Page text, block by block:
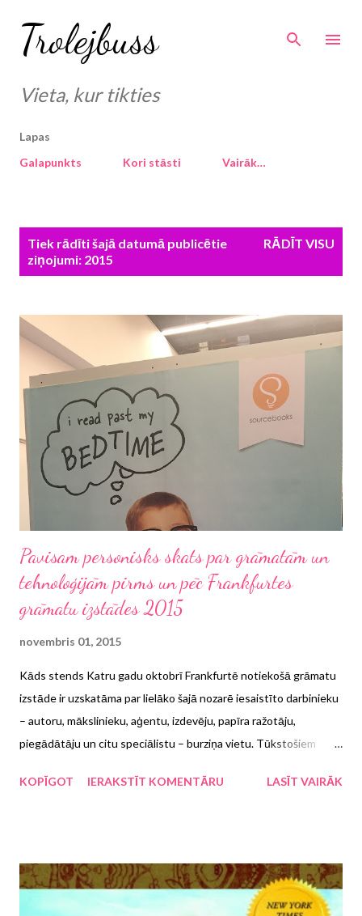
Trolejbuss
Vieta, kur tikties
Lapas
Galapunkts
Kori stāsti Vairāk…
Tiek rādīti šajā datumā publicētie
ziņojumi: 2015
RĀDĪT VISU
Pavisam personisks skats par grāmatām un
tehnoloģijām pirms un pēc Frankfurtes
grāmatu izstādes 2015
novembris 01, 2015
Kāds stends Katru gadu oktobrī Frankfurtē notiekošā grāmatu
izstāde ir uzskatāma par lielāko šajā nozarē iesaistīto darbinieku
– autoru, mākslinieku, aģentu, izdevēju, papīra ražotāju,
piegādātāju un citu speciālistu – burziņa vietu. Tūkstošiem
valsti reprezentējošajā stendā, un tūkstošiem citu steidzas būt
darbavietas) nav Frankfurtē, tad tevis nav vispār. Skarbi, bet
patiesi. Šis bija mans devītais Frankfurtes grāmatu izstādes
KOPĪGOT IERAKSTĪT KOMENTĀRU LASĪT VAIRĀK